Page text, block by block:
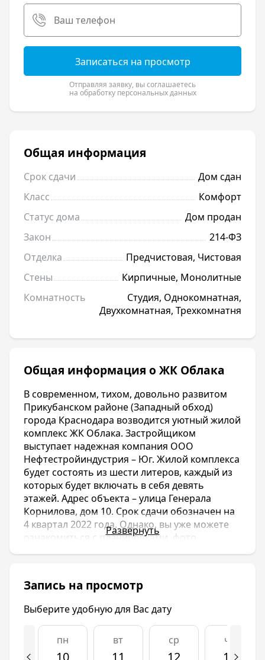
Записаться на просмотр
Отправляя заявку, вы соглашаетесь
на обработку персональных данных
Общая информация
Срок сдачи
Дом сдан
Класс
Комфорт
Статус дома
Дом продан
Закон
214-ФЗ
Отделка
Предчистовая, Чистовая
Стены
Кирпичные, Монолитные
Комнатность
Студия, Однокомнатная,
Двухкомнатная, Трехкомнатня
Общая информация о ЖК Облака
В современном, тихом, довольно развитом
Прикубанском районе (Западный обход)
города Краснодара возводится уютный жилой
комплекс ЖК Облака. Застройщиком
выступает надежная компания ООО
Нефтестройиндустрия – Юг. Жилой комплекса
будет состоять из шести литеров, каждый из
которых будет включать в себя девять
этажей. Адрес объекта – улица Генерала
Корнилова, дом 10. Срок сдачи обозначен на
4 квартал 2022 года. Однако, вы уже можете
ознакомиться с планировками, фото,
при этом он обладает всей необходимой
инфраструктурой для комфортной жизни и
довольно быстро развивается. В
непосредственной близости от ЖК Облака
расположены общеобразовательные школы,
детские сады, больницы, парки, поликлиники,
Развернуть
Запись на просмотр
Выберите удобную для Вас дату
пн вт ср чт